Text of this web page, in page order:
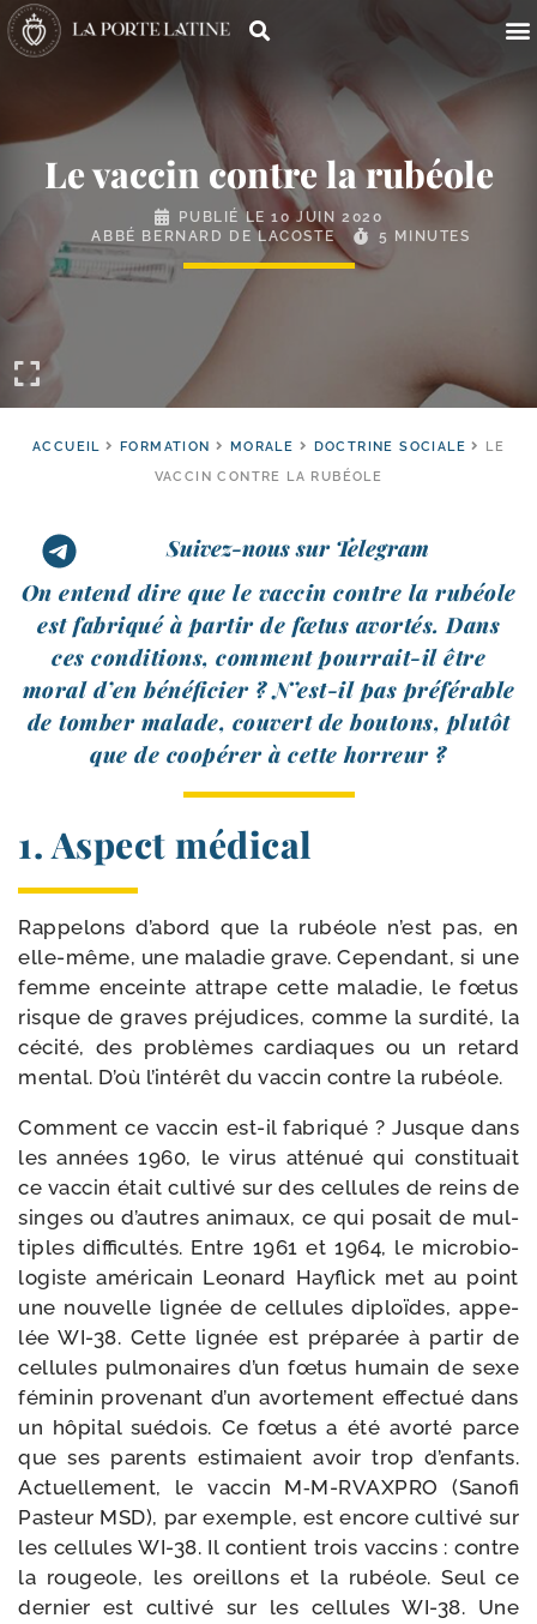
Le vaccin contre la rubéole
PUBLIÉ LE10 JUIN 2020
ABBÉ BERNARD DE LACOSTE
5 MINUTES
ACCUEIL FORMATION MORALE DOCTRINE SOCIALE
LE
VACCIN CONTRE LA RUBÉOLE
Suivez-nous sur Telegram
On entend dire que le vac­cin contre la rubéole
est fabri­qué à par­tir de fœtus avor­tés. Dans
ces condi­tions, com­ment pourrait-​il être
moral d’en béné­fi­cier ? N’est-il pas pré­fé­rable
de tom­ber malade, cou­vert de bou­tons, plu­tôt
que de coopé­rer à cette horreur ?
1. Aspect médical
Rappelons d’abord que la rubéole n’est pas, en
elle-​même, une mala­die grave. Cependant, si une
femme enceinte attrape cette mala­die, le fœtus
risque de graves pré­ju­dices, comme la sur­di­té, la
céci­té, des pro­blèmes car­diaques ou un retard
men­tal. D’où l’intérêt du vac­cin contre la rubéole.
Comment ce vac­cin est-​il fabri­qué ? Jusque dans
les années 1960, le virus atté­nué qui consti­tuait
ce vac­cin était culti­vé sur des cel­lules de reins de
singes ou d’autres ani­maux, ce qui posait de mul­
tiples dif­fi­cul­tés. Entre 1961 et 1964, le micro­bio­
lo­giste amé­ri­cain Leonard Hayflick met au point
une nou­velle lignée de cel­lules diploïdes, appe­
lée WI-​38. Cette lignée est pré­pa­rée à par­tir de
cel­lules pul­mo­naires d’un fœtus humain de sexe
fémi­nin pro­ve­nant d’un avor­te­ment effec­tué dans
un hôpi­tal sué­dois. Ce fœtus a été avor­té parce
que ses parents esti­maient avoir trop d’enfants.
Actuellement, le vac­cin M‑M-​RVAXPRO (Sanofi
Pasteur MSD), par exemple, est encore culti­vé sur
les cel­lules WI-​38. Il contient trois vac­cins : contre
la rou­geole, les oreillons et la rubéole. Seul ce
der­nier est culti­vé sur les cel­lules WI-​38. Une